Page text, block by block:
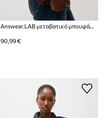
90,99 €